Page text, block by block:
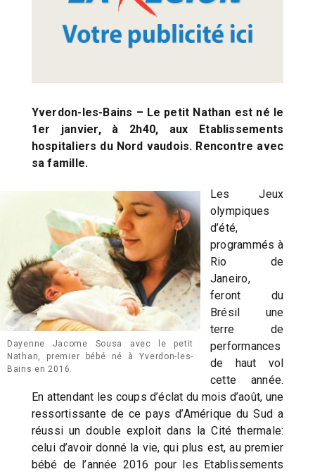
Yverdon-les-Bains – Le petit Nathan est né le
1er janvier, à 2h40, aux Etablissements
hospitaliers du Nord vaudois. Rencontre avec
sa famille.
Dayenne Jacome Sousa avec le petit
Nathan, premier bébé né à Yverdon-les-
Bains en 2016.
Les Jeux
olympiques
d’été,
programmés à
Rio de
Janeiro,
feront du
Brésil une
terre de
performances
de haut vol
cette année.
En attendant les coups d’éclat du mois d’août, une
ressortissante de ce pays d’Amérique du Sud a
réussi un double exploit dans la Cité thermale:
celui d’avoir donné la vie, qui plus est, au premier
bébé de l’année 2016 pour les Etablissements